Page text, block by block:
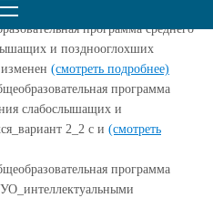
программа среднего
и позднооглохших
(смотреть подробнее)
программа
слабослышащих и
2_2 с и (смотреть
программа